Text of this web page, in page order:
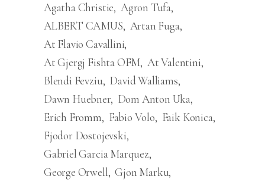
Agatha Christie Agron Tufa
ALBERT CAMUS Artan Fuga
At Flavio Cavallini
At Gjergj Fishta OFM At Valentini
Blendi Fevziu David Walliams
Dawn Huebner Dom Anton Uka
Erich Fromm
Fabio Volo
Faik Konica
Fjodor Dostojevski
Gabriel Garcia Marquez
George Orwell Gjon Marku